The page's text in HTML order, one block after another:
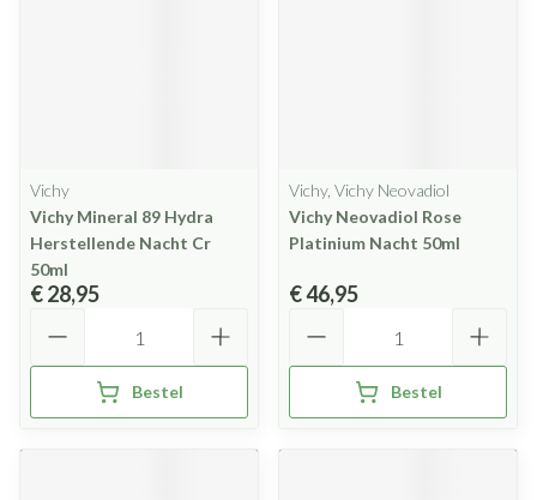
Vichy
Vichy Mineral 89 Hydra
Herstellende Nacht Cr
50ml
€ 28,95
Bestel
Vichy, Vichy Neovadiol
Vichy Neovadiol Rose
Platinium Nacht 50ml
€ 46,95
Bestel